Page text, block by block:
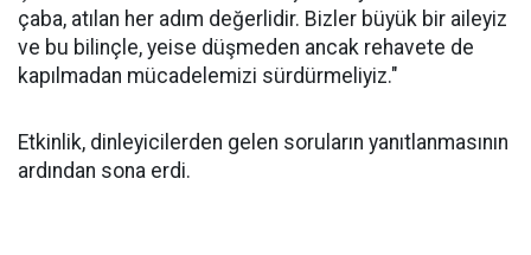
çaba, atılan her adım değerlidir. Bizler büyük bir aileyiz
ve bu bilinçle, yeise düşmeden ancak rehavete de
kapılmadan mücadelemizi sürdürmeliyiz."
Etkinlik, dinleyicilerden gelen soruların yanıtlanmasının
ardından sona erdi.